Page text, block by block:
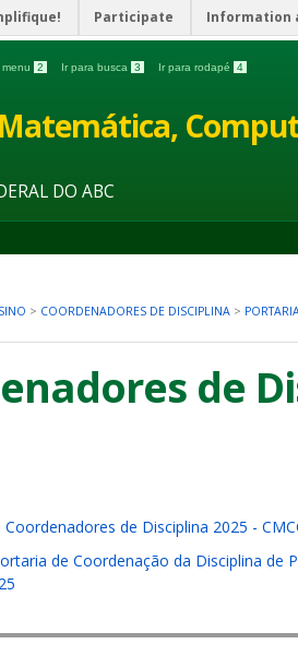
Participate Information
menu 2 Ir para busca 3 Ir para rodapé 4
DO ABC
> COORDENADORES DE DISCIPLINA >
de
de Disciplina 2025 -
de Coordenação da Disciplina de